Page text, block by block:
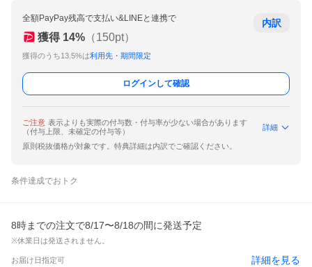
全額PayPay残高で支払い&LINEと連携で
獲得 14% （150pt）
獲得のうち13.5%は利用先・期間限定
内訳
ログインして確認
ご注意 表示よりも実際の付与数・付与率が少ない場合があります
（付与上限、未確定の付与等）
詳細
原則税抜価格が対象です。特典詳細は内訳でご確認ください。
条件達成でおトク
8時までの注文で8/17〜8/18の間に発送予定
※休業日は発送されません。
お届け日指定可 詳細を見る